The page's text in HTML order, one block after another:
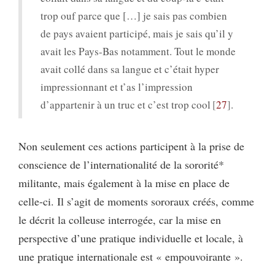
trop ouf parce que […] je sais pas combien
de pays avaient participé, mais je sais qu’il y
avait les Pays-Bas notamment. Tout le monde
avait collé dans sa langue et c’était hyper
impressionnant et t’as l’impression
d’appartenir à un truc et c’est trop cool 27 .
Non seulement ces actions participent à la prise de
conscience de l’internationalité de la sororité*
militante, mais également à la mise en place de
celle-ci. Il s’agit de moments sororaux créés, comme
le décrit la colleuse interrogée, car la mise en
perspective d’une pratique individuelle et locale, à
une pratique internationale est « empouvoirante ».